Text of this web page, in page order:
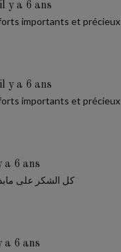
y a 6 ans
importants et précieux
y a 6 ans
importants et précieux
a 6 ans
كل الشكر على
a 6 ans